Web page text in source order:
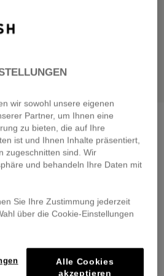
t-shirtwhite
€ 35,00
wir sowohl unsere eigenen
Partner, um Ihnen eine
zu bieten, die auf Ihre
ist und Ihnen Inhalte präsentiert,
zugeschnitten sind. Wir
und behandeln Ihre Daten mit
Sie Ihre Zustimmung jederzeit
über die Cookie-Einstellungen
Alle Cookies
akzeptieren